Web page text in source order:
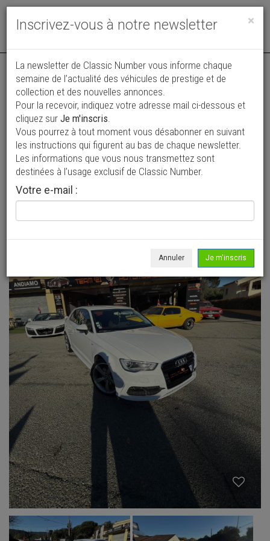
Toggle
Annonce actualisée le 20/07/2026 ( il y a 21 jours )
Audi A3 S LINE 1.8L TFSI S-TRONIC
BIOETHANOL
11 200 €
2012 Coupé 118 306 km
×
Inscrivez-vous à notre newsletter
La newsletter de Classic Number vous informe chaque
semaine de l’actualité des véhicules de prestige et de
collection et des nouvelles annonces.
Pour la recevoir, indiquez votre adresse mail ci-dessous et
cliquez sur Je m'inscris.
Vous pourrez à tout moment vous désabonner en suivant
les instructions qui figurent au bas de chaque newsletter.
Les informations que vous nous transmettez sont
destinées à l’usage exclusif de Classic Number.
Votre e-mail :
Annuler Je m'inscris